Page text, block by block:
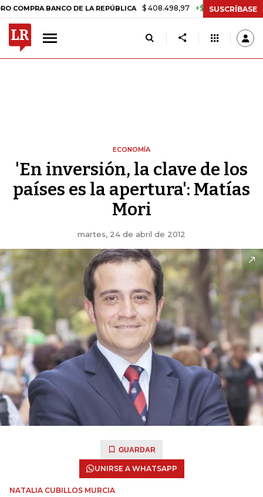
BANCO DE LA REPÚBLICA $ 408.498,97 +$ 8.753,81 +2,19% TASA
SUSCRÍBASE
ECONOMÍA
'En inversión, la clave de los
países es la apertura': Matías
Mori
martes, 24 de abril de 2012
GUARDAR
UNIRSE A WHATSAPP
NATALIA CUBILLOS MURCIA